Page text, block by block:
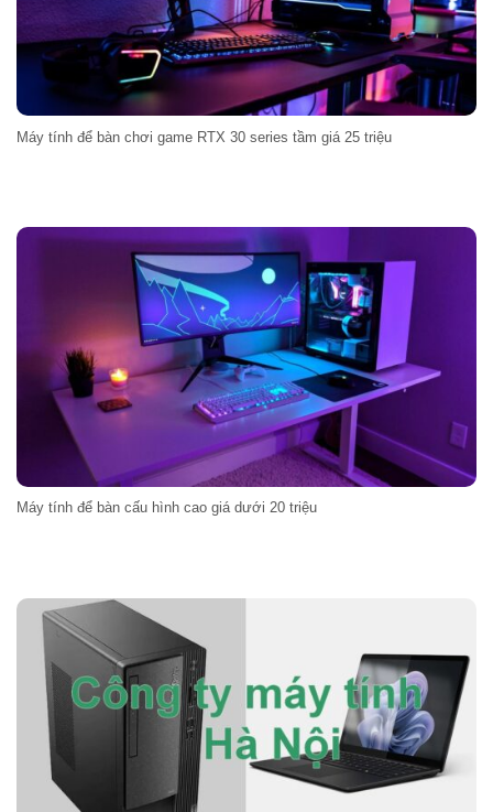
Máy tính để bàn chơi game RTX 30 series tầm giá 25 triệu
Máy tính để bàn cấu hình cao giá dưới 20 triệu